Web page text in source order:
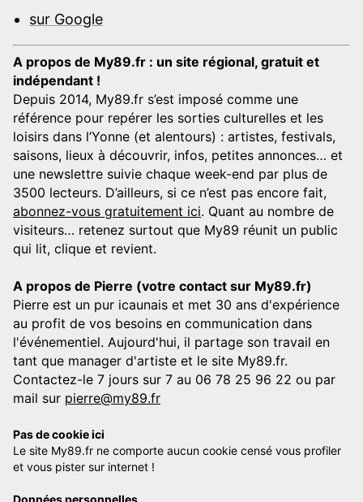
sur Google
A propos de My89.fr : un site régional, gratuit et
indépendant !
Depuis 2014, My89.fr s’est imposé comme une
référence pour repérer les sorties culturelles et les
loisirs dans l’Yonne (et alentours) : artistes, festivals,
saisons, lieux à découvrir, infos, petites annonces… et
une newslettre suivie chaque week-end par plus de
3500 lecteurs. D’ailleurs, si ce n’est pas encore fait,
abonnez-vous gratuitement ici. Quant au nombre de
visiteurs… retenez surtout que My89 réunit un public
qui lit, clique et revient.
A propos de Pierre (votre contact sur My89.fr)
Pierre est un pur icaunais et met 30 ans d'expérience
au profit de vos besoins en communication dans
l'événementiel. Aujourd'hui, il partage son travail en
tant que manager d'artiste et le site My89.fr.
Contactez-le 7 jours sur 7 au 06 78 25 96 22 ou par
mail sur pierre@my89.fr
Pas de cookie ici
Le site My89.fr ne comporte aucun cookie censé vous profiler
et vous pister sur internet !